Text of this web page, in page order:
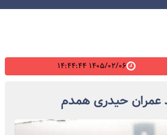
۱۴۰۵/۰۲/۰۶ ۱۴:۴۴:۴۴
عمران حیدری همدم